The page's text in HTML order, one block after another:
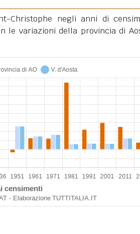
Christophe negli anni di
le variazioni della provincia di